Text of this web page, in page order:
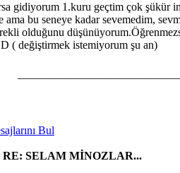
gidiyorum 1.kuru geçtim çok şükür
ama bu seneye kadar sevemedim,
olduğunu
( değiştirmek istemiyorum şu an)
RE: SELAM MİNOZLAR...